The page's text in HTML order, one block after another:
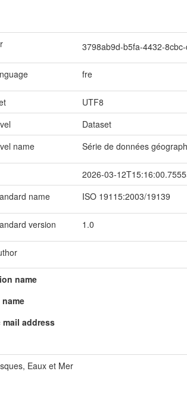
3798ab9d-b5fa-4432-
fre
UTF8
Dataset
name
Série de données
2026-03-
name
ISO 19115:2003/19139
version 1.0
name
mail address
Eaux et Mer